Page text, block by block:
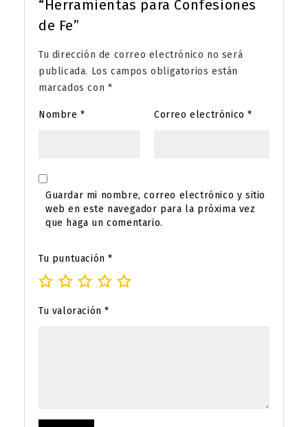
“Herramientas para Confesiones
de Fe”
Tu dirección de correo electrónico no será
publicada. Los campos obligatorios están
marcados con *
Nombre* Correo electrónico*
Guardar mi nombre, correo electrónico y sitio
web en este navegador para la próxima vez
que haga un comentario.
Tu puntuación*
Tu valoración*